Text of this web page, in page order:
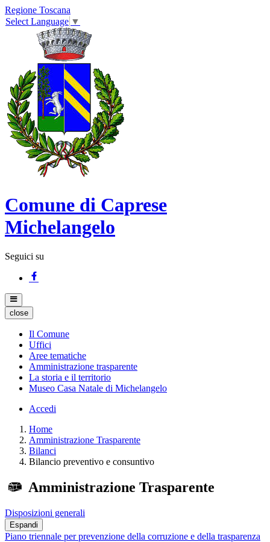
Regione Toscana
Select Language ▼
Comune di Caprese
Michelangelo
Seguici su
close
Il Comune
Uffici
Aree tematiche
Amministrazione trasparente
La storia e il territorio
Museo Casa Natale di Michelangelo
Accedi
Home
Amministrazione Trasparente
Bilanci
Bilancio preventivo e consuntivo
Amministrazione Trasparente
Disposizioni generali
Espandi
Piano triennale per prevenzione della corruzione e della trasparenza